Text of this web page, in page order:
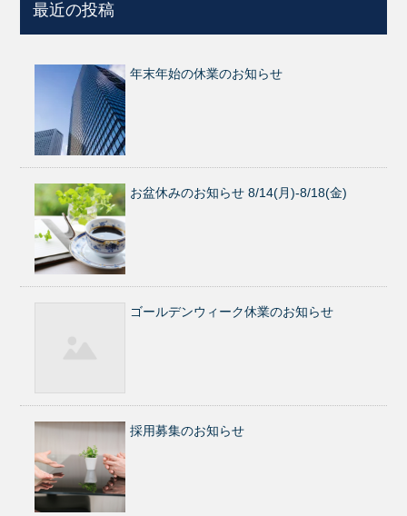
最近の投稿
年末年始の休業のお知らせ
お盆休みのお知らせ 8/14(月)-8/18(金)
ゴールデンウィーク休業のお知らせ
採用募集のお知らせ